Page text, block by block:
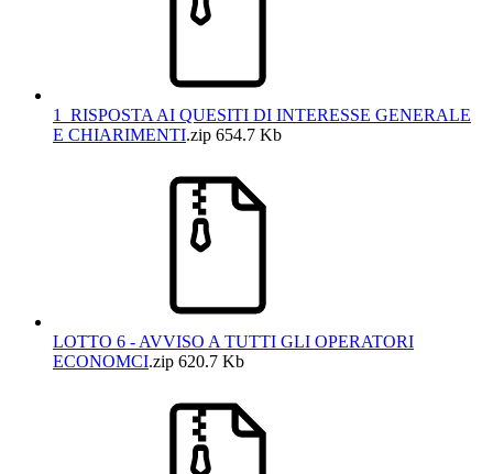
1_RISPOSTA AI QUESITI DI INTERESSE GENERALE
E CHIARIMENTI.zip 654.7 Kb
LOTTO 6 - AVVISO A TUTTI GLI OPERATORI
ECONOMCI.zip 620.7 Kb